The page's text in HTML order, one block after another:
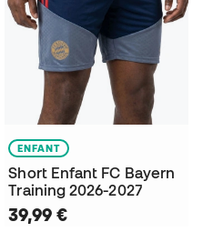
ENFANT
Short Enfant FC Bayern
Training 2026-2027
39,99 €